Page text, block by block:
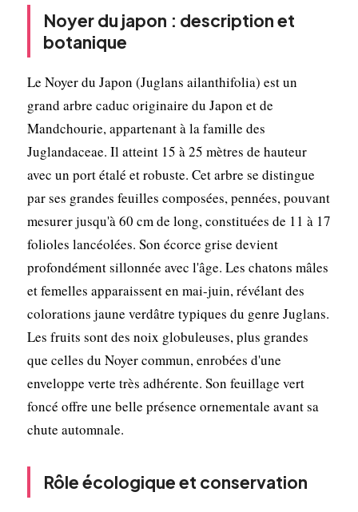
Noyer du japon : description et
botanique
Le Noyer du Japon (Juglans ailanthifolia) est un
grand arbre caduc originaire du Japon et de
Mandchourie, appartenant à la famille des
Juglandaceae. Il atteint 15 à 25 mètres de hauteur
avec un port étalé et robuste. Cet arbre se distingue
par ses grandes feuilles composées, pennées, pouvant
mesurer jusqu'à 60 cm de long, constituées de 11 à 17
folioles lancéolées. Son écorce grise devient
profondément sillonnée avec l'âge. Les chatons mâles
et femelles apparaissent en mai-juin, révélant des
colorations jaune verdâtre typiques du genre Juglans.
Les fruits sont des noix globuleuses, plus grandes
que celles du Noyer commun, enrobées d'une
enveloppe verte très adhérente. Son feuillage vert
foncé offre une belle présence ornementale avant sa
chute automnale.
Rôle écologique et conservation